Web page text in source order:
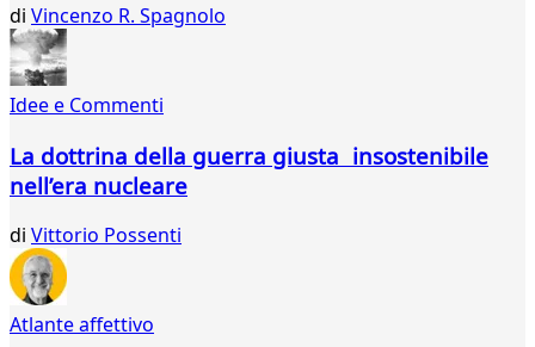
di Vincenzo R. Spagnolo
Idee e Commenti
La dottrina della guerra giusta insostenibile
nell’era nucleare
di Vittorio Possenti
Atlante affettivo